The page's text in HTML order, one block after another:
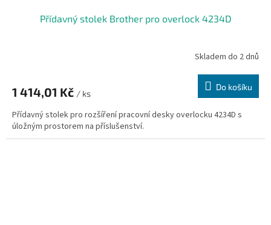
Přídavný stolek Brother pro overlock 4234D
Skladem do 2 dnů
1 414,01 Kč / ks
Do košíku
Přídavný stolek pro rozšíření pracovní desky overlocku 4234D s
úložným prostorem na příslušenství.